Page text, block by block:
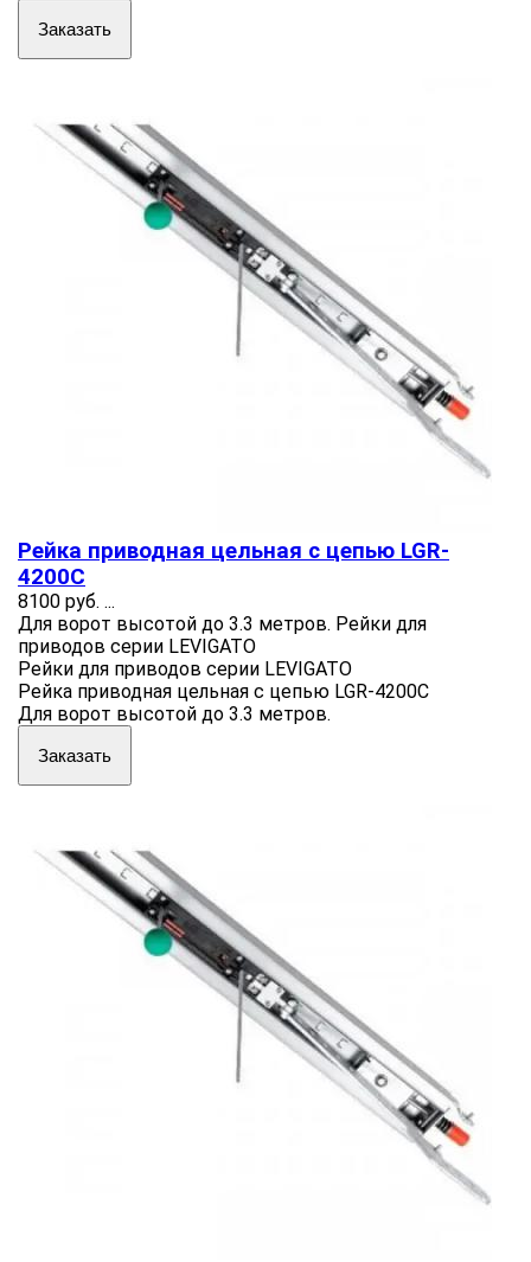
Заказать
Рейка приводная цельная с цепью LGR-
4200C
8100 руб. ...
Для ворот высотой до 3.3 метров. Рейки для
приводов серии LEVIGATO
Рейки для приводов серии LEVIGATO
Рейка приводная цельная с цепью LGR-4200C
Для ворот высотой до 3.3 метров.
Заказать